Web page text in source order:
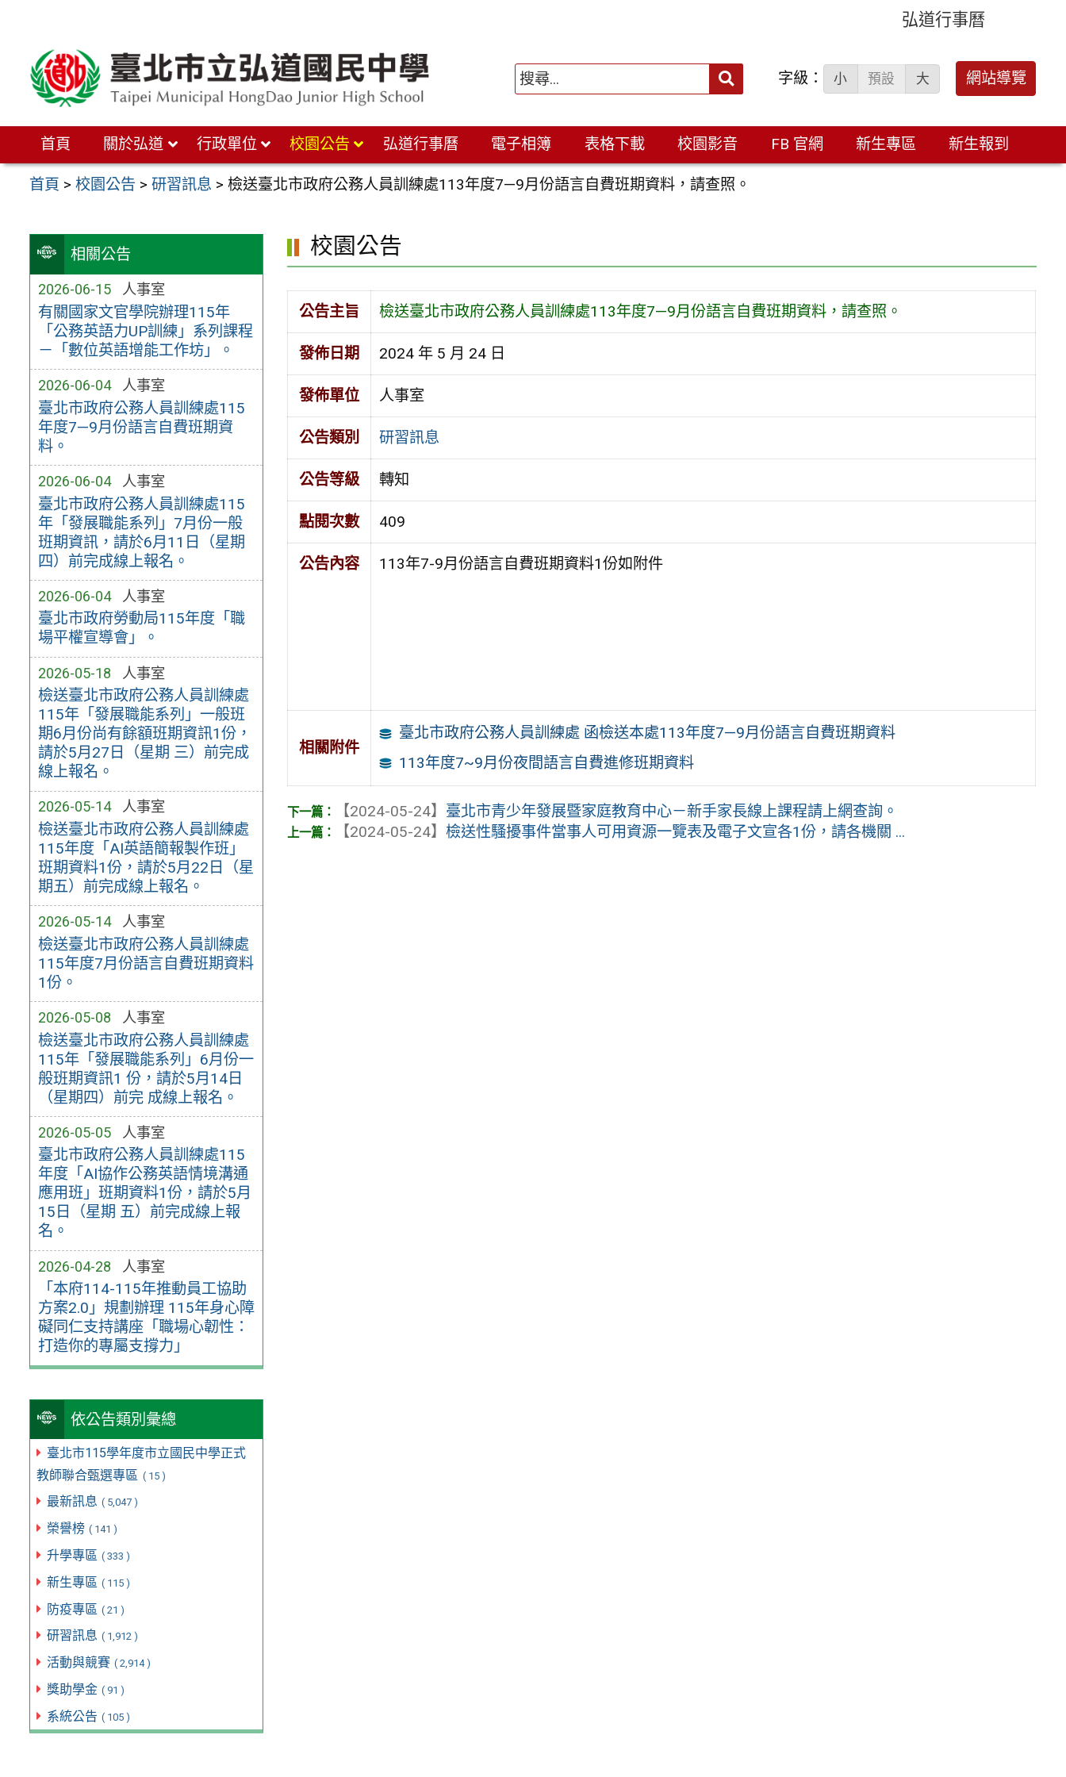
弘道行事曆
搜
字級： 小 預設 大 網站導覽
首頁 關於弘道 行政單位 校園公告 弘道行事曆 電子相簿 表格下載 校園影音 FB 官網 新生專區 新生報到
首頁 >校園公告 >研習訊息 >檢送臺北市政府公務人員訓練處113年度7—9月份語言自費班期資料，請查照。
相關公告
2026-06-15 人事室
有關國家文官學院辦理115年
「公務英語力UP訓練」系列課程
－「數位英語增能工作坊」。
2026-06-04 人事室
臺北市政府公務人員訓練處115
年度7—9月份語言自費班期資
料。
2026-06-04 人事室
臺北市政府公務人員訓練處115
年「發展職能系列」7月份一般
班期資訊，請於6月11日（星期
四）前完成線上報名。
2026-06-04 人事室
臺北市政府勞動局115年度「職
場平權宣導會」。
2026-05-18 人事室
檢送臺北市政府公務人員訓練處
115年「發展職能系列」一般班
期6月份尚有餘額班期資訊1份，
請於5月27日（星期 三）前完成
線上報名。
2026-05-14 人事室
檢送臺北市政府公務人員訓練處
115年度「AI英語簡報製作班」
班期資料1份，請於5月22日（星
期五）前完成線上報名。
2026-05-14 人事室
檢送臺北市政府公務人員訓練處
115年度7月份語言自費班期資料
1份。
2026-05-08 人事室
檢送臺北市政府公務人員訓練處
115年「發展職能系列」6月份一
般班期資訊1 份，請於5月14日
（星期四）前完 成線上報名。
2026-05-05 人事室
臺北市政府公務人員訓練處115
年度「AI協作公務英語情境溝通
應用班」班期資料1份，請於5月
15日（星期 五）前完成線上報
名。
2026-04-28 人事室
「本府114-115年推動員工協助
方案2.0」規劃辦理 115年身心障
礙同仁支持講座「職場心韌性：
打造你的專屬支撐力」
依公告類別彙總
臺北市115學年度市立國民中學正式
教師聯合甄選專區 ( 15 )
最新訊息 ( 5,047 )
榮譽榜 ( 141 )
升學專區 ( 333 )
新生專區 ( 115 )
防疫專區 ( 21 )
研習訊息 ( 1,912 )
活動與競賽 ( 2,914 )
獎助學金 ( 91 )
系統公告 ( 105 )
校園公告
公告主旨 檢送臺北市政府公務人員訓練處113年度7—9月份語言自費班期資料，請查照。
發佈日期 2024 年 5 月 24 日
發佈單位 人事室
公告類別 研習訊息
公告等級 轉知
點閱次數 409
公告內容 113年7-9月份語言自費班期資料1份如附件
相關附件
臺北市政府公務人員訓練處 函檢送本處113年度7—9月份語言自費班期資料
113年度7~9月份夜間語言自費進修班期資料
【2024-05-24】 臺北市青少年發展暨家庭教育中心－新手家長線上課程請上網查詢。
【2024-05-24】檢送性騷擾事件當事人可用資源一覽表及電子文宣各1份，請各機關 ...